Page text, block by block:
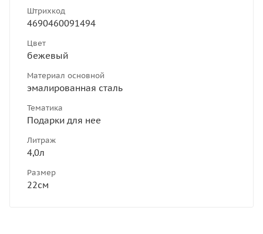
Штрихкод
4690460091494
Цвет
бежевый
Материал основной
эмалированная сталь
Тематика
Подарки для нее
Литраж
4,0л
Размер
22см